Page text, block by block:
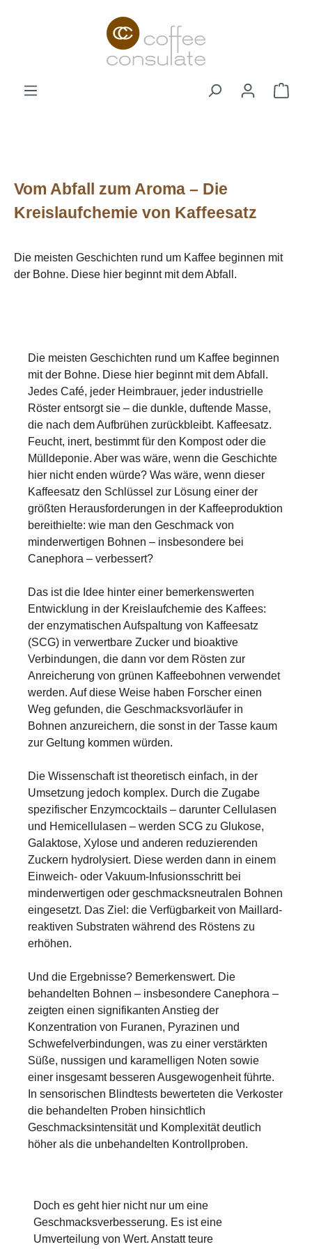
Zum Hauptinhalt springen
Vom Abfall zum Aroma – Die
Kreislaufchemie von Kaffeesatz
Die meisten Geschichten rund um Kaffee beginnen mit
der Bohne. Diese hier beginnt mit dem Abfall.
Die meisten Geschichten rund um Kaffee beginnen
mit der Bohne. Diese hier beginnt mit dem Abfall.
Jedes Café, jeder Heimbrauer, jeder industrielle
Röster entsorgt sie – die dunkle, duftende Masse,
die nach dem Aufbrühen zurückbleibt. Kaffeesatz.
Feucht, inert, bestimmt für den Kompost oder die
Mülldeponie. Aber was wäre, wenn die Geschichte
hier nicht enden würde? Was wäre, wenn dieser
Kaffeesatz den Schlüssel zur Lösung einer der
größten Herausforderungen in der Kaffeeproduktion
bereithielte: wie man den Geschmack von
minderwertigen Bohnen – insbesondere bei
Canephora – verbessert?
Das ist die Idee hinter einer bemerkenswerten
Entwicklung in der Kreislaufchemie des Kaffees:
der enzymatischen Aufspaltung von Kaffeesatz
(SCG) in verwertbare Zucker und bioaktive
Verbindungen, die dann vor dem Rösten zur
Anreicherung von grünen Kaffeebohnen verwendet
werden. Auf diese Weise haben Forscher einen
Weg gefunden, die Geschmacksvorläufer in
Bohnen anzureichern, die sonst in der Tasse kaum
zur Geltung kommen würden.
Die Wissenschaft ist theoretisch einfach, in der
Umsetzung jedoch komplex. Durch die Zugabe
spezifischer Enzymcocktails – darunter Cellulasen
und Hemicellulasen – werden SCG zu Glukose,
Galaktose, Xylose und anderen reduzierenden
Zuckern hydrolysiert. Diese werden dann in einem
Einweich- oder Vakuum-Infusionsschritt bei
minderwertigen oder geschmacksneutralen Bohnen
eingesetzt. Das Ziel: die Verfügbarkeit von Maillard-
reaktiven Substraten während des Röstens zu
erhöhen.
Und die Ergebnisse? Bemerkenswert. Die
behandelten Bohnen – insbesondere Canephora –
zeigten einen signifikanten Anstieg der
Konzentration von Furanen, Pyrazinen und
Schwefelverbindungen, was zu einer verstärkten
Süße, nussigen und karamelligen Noten sowie
einer insgesamt besseren Ausgewogenheit führte.
In sensorischen Blindtests bewerteten die Verkoster
die behandelten Proben hinsichtlich
Geschmacksintensität und Komplexität deutlich
höher als die unbehandelten Kontrollproben.
Doch es geht hier nicht nur um eine
Geschmacksverbesserung. Es ist eine
Umverteilung von Wert. Anstatt teure